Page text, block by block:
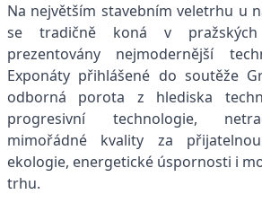
Na největším stavebním veletrhu u
se tradičně koná v pražských
prezentovány nejmodernější
Exponáty přihlášené do soutěže
odborná porota z hlediska
progresivní technologie,
mimořádné kvality za
ekologie, energetické úspornosti i
trhu.